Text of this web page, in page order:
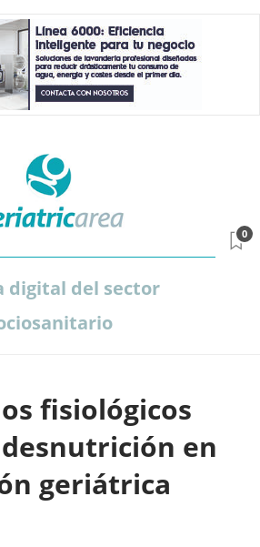
digital del sector
0
fisiológicos
en
geriátrica